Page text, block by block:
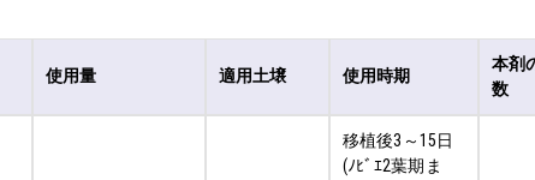
使用量 適用土壌 使用時期
本剤
数
移植後3～15日
(ﾉﾋﾞｴ2葉期ま